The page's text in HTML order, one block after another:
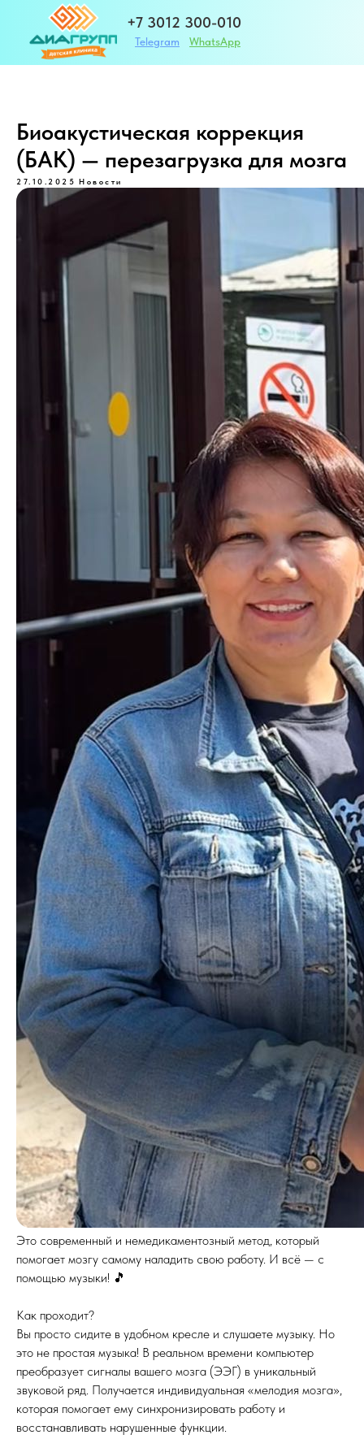
+7 3012 300-010
WhatsApp
Telegram
Адрес
г. Улан-Удэ ул.
Биоакустическая коррекция
(БАК) — перезагрузка для мозга
27.10.2025 Новости
Это современный и немедикаментозный метод, который
помогает мозгу самому наладить свою работу. И всё — с
помощью музыки! 🎵
Как проходит?
Вы просто сидите в удобном кресле и слушаете музыку. Но
это не простая музыка! В реальном времени компьютер
преобразует сигналы вашего мозга (ЭЭГ) в уникальный
звуковой ряд. Получается индивидуальная «мелодия мозга»,
которая помогает ему синхронизировать работу и
восстанавливать нарушенные функции.